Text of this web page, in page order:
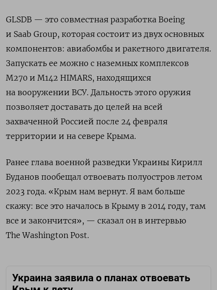
GLSDB — это совместная разработка Boeing
и Saab Group, которая состоит из двух основных
компонентов: авиабомбы и ракетного двигателя.
Запускать ее можно с наземных комплексов
M270 и M142 HIMARS, находящихся
на вооружении ВСУ. Дальность этого оружия
позволяет доставать до целей на всей
захваченной Россией после 24 февраля
территории и на севере Крыма.
Ранее глава военной разведки Украины Кирилл
Буданов пообещал отвоевать полуостров летом
2023 года. «Крым нам вернут. Я вам больше
скажу: все это началось в Крыму в 2014 году, там
все и закончится», — сказал он в интервью
The Washington Post.
Украина заявила о планах отвоевать